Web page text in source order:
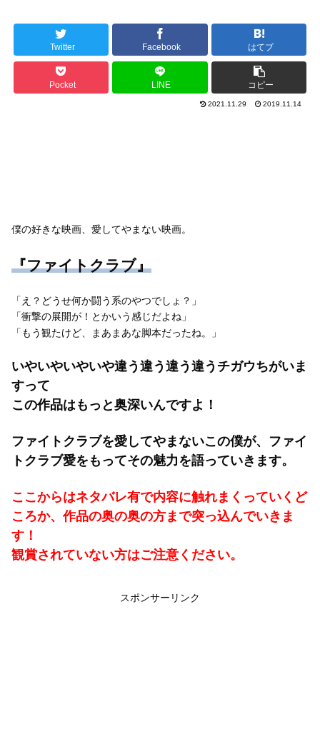
Twitter Facebook はてブ
Pocket LINE コピー
2021.11.29 2019.11.14
僕の好きな映画、愛してやまない映画。
『ファイトクラブ』
「え？どうせ何か闘う系のやつでしょ？」
「衝撃の展開が！とかいう感じだよね」
「もう観たけど、まあまあな脚本だったね。」
いやいやいやいや違う違う違う違うチガウちがいま
すって
この作品はもっと奥深いんですよ！
ファイトクラブを愛してやまないこの僕が、ファイ
トクラブ愛をもってその魅力を語っていきます。
ここからはネタバレ有で内容に触れまくっていくど
ころか、作品の奥の奥の方まで突っ込んでいきま
す！
観賞されていない方はご注意ください。
スポンサーリンク